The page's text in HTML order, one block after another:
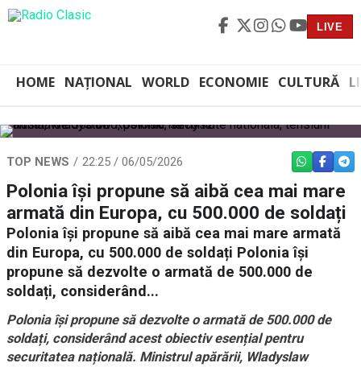
LIVE
HOME NAȚIONAL WORLD ECONOMIE CULTURĂ
TOP NEWS 22:25 / 06/05/2026 WHATSAPP
Polonia își propune să aibă cea mai mare
armată din Europa, cu 500.000 de soldați
Polonia își propune să aibă cea mai mare armată
din Europa, cu 500.000 de soldați Polonia își
propune să dezvolte o armată de 500.000 de
soldați, considerând...
Polonia își propune să dezvolte o armată de 500.000 de
soldați, considerând acest obiectiv esențial pentru
securitatea națională. Ministrul apărării, Wladyslaw